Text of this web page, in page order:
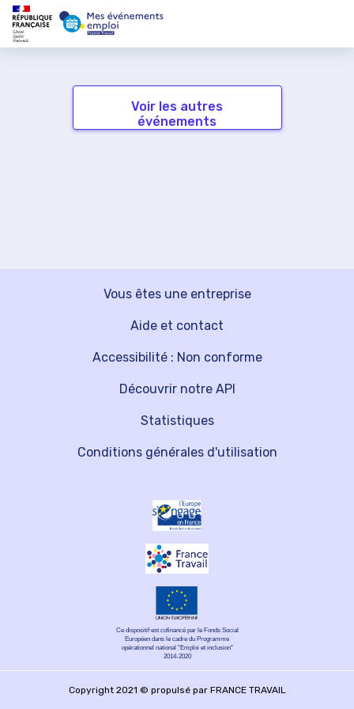
Voir les autres
événements
Vous êtes une entreprise
Découvrir notre API
Aide et contact
Statistiques
Accessibilité : Non conforme
Conditions générales d'utilisation
Ce dispositif est cofinancé par le Fonds Social
Européen dans le cadre du Programme
opérationnel national "Emploi et inclusion"
2014-2020
Copyright 2021 © propulsé par FRANCE TRAVAIL